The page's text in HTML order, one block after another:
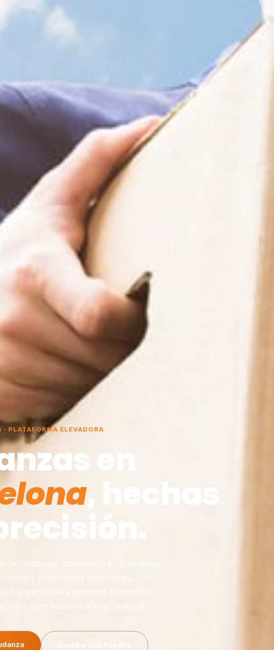
· PLATAFORMA ELEVADORA
en
, hechas
de mudanzas constituida en Barcelona,
y plataformas elevadoras,
experiencia y seriedad en montaje,
a nivel nacional e internacional.
Escribe una Reseña